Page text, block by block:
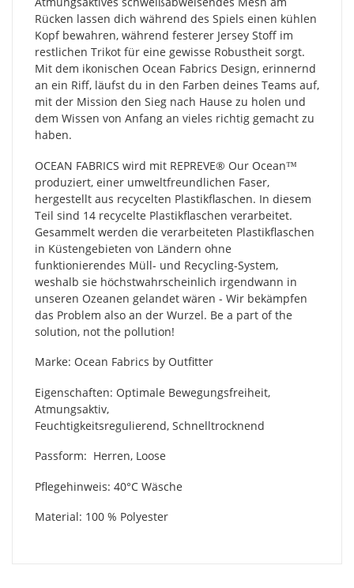
Rücken lassen dich während des Spiels einen kühlen
Kopf bewahren, während festerer Jersey Stoff im
restlichen Trikot für eine gewisse Robustheit sorgt.
Mit dem ikonischen Ocean Fabrics Design, erinnernd
an ein Riff, läufst du in den Farben deines Teams auf,
mit der Mission den Sieg nach Hause zu holen und
dem Wissen von Anfang an vieles richtig gemacht zu
haben.
OCEAN FABRICS wird mit REPREVE®️ Our Ocean™
produziert, einer umweltfreundlichen Faser,
hergestellt aus recycelten Plastikflaschen. In diesem
Teil sind 14 recycelte Plastikflaschen verarbeitet.
Gesammelt werden die verarbeiteten Plastikflaschen
in Küstengebieten von Ländern ohne
funktionierendes Müll- und Recycling-System,
weshalb sie höchstwahrscheinlich irgendwann in
unseren Ozeanen gelandet wären - Wir bekämpfen
das Problem also an der Wurzel. Be a part of the
solution, not the pollution!
Marke: Ocean Fabrics by Outfitter
Eigenschaften: Optimale Bewegungsfreiheit,
Atmungsaktiv,
Feuchtigkeitsregulierend, Schnelltrocknend
Passform: Herren, Loose
Pflegehinweis: 40°C Wäsche
Material: 100 % Polyester